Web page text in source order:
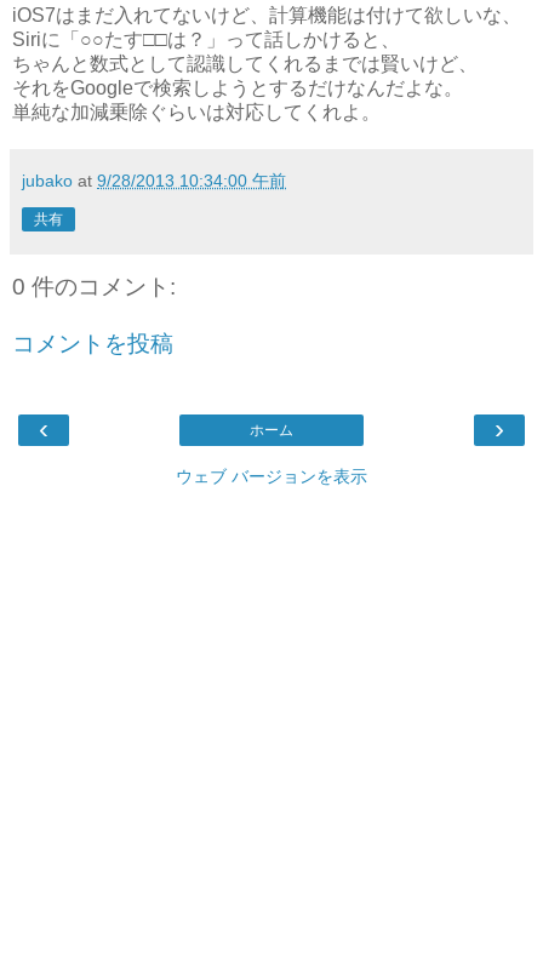
iOS7はまだ入れてないけど、計算機能は付けて欲しいな、
Siriに「○○たす□□は？」って話しかけると、
ちゃんと数式として認識してくれるまでは賢いけど、
それをGoogleで検索しようとするだけなんだよな。
単純な加減乗除ぐらいは対応してくれよ。
jubako at 9/28/2013 10:34:00 午前
共有
0 件のコメント:
コメントを投稿
‹ ›
ホーム
ウェブ バージョンを表示